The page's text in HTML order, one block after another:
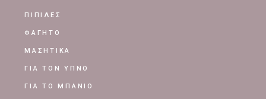
ΠΙΠΙΛΕΣ
ΦΑΓΗΤΟ
ΜΑΣΗΤΙΚΑ
ΓΙΑ ΤΟΝ ΥΠΝΟ
ΓΙΑ ΤΟ ΜΠΑΝΙΟ